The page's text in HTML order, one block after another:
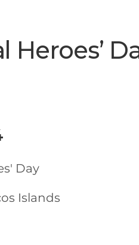
Heroes’
Day
Islands